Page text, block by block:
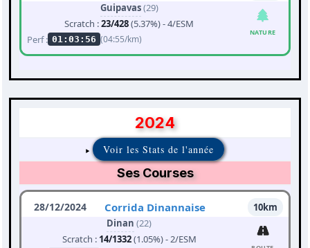
Guipavas(29)
Scratch :23/428(5.37%) - 4/ESM
Perf : 01:03:56 (04:55/km)
NATURE
2024
Voir les Stats de l'année
Ses Courses
28/12/2024 Corrida Dinannaise
10km
Dinan (22)
Scratch : 14/1332(1.05%) - 2/ESM